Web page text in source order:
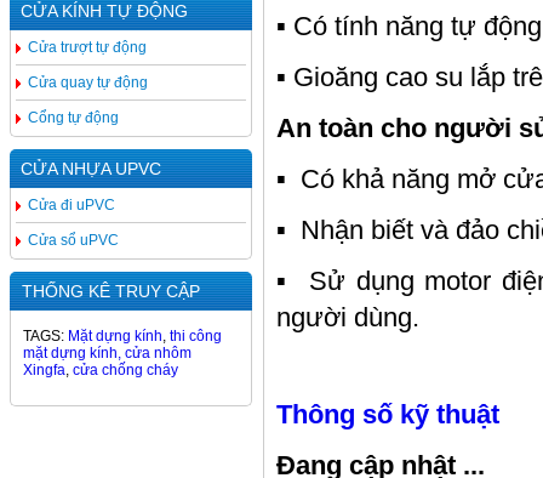
CỬA KÍNH TỰ ĐỘNG
Cửa trượt tự động
Cửa quay tự động
Cổng tự động
CỬA NHỰA UPVC
Cửa đi uPVC
Cửa sổ uPVC
THỐNG KÊ TRUY CẬP
TAGS: Mặt dựng kính, thi công
mặt dựng kính, cửa nhôm
Xingfa, cửa chống cháy
▪ Có tính năng tự
▪ Gioăng cao su lắp
An toàn cho người
▪ Có khả năng mở
▪ Nhận biết và đảo
▪ Sử dụng motor
người dùng.
Thông số kỹ thuật
Đang cập nhật ...